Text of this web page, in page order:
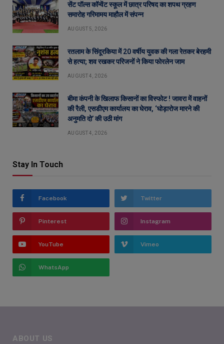
सेंट पॉल्स कॉन्वेंट स्कूल में छात्र परिषद का शपथ ग्रहण
समारोह गरिमामय माहौल में संपन्न
AUGUST 5, 2026
रतलाम के सिंदूरकिया में 20 वर्षीय युवक की गला रेतकर बेरहमी
से हत्या; शव रखकर परिजनों ने किया फोरलेन जाम
AUGUST 4, 2026
बीमा कंपनी के खिलाफ किसानों का विस्फोट ! जावरा में वाहनों
की रैली, एसडीएम कार्यालय का घेराव, ‘घोड़ारोज मारने की
अनुमति दो’ की उठी मांग
AUGUST 4, 2026
Stay In Touch
Facebook Twitter
Pinterest Instagram
YouTube Vimeo
WhatsApp
ABOUT US